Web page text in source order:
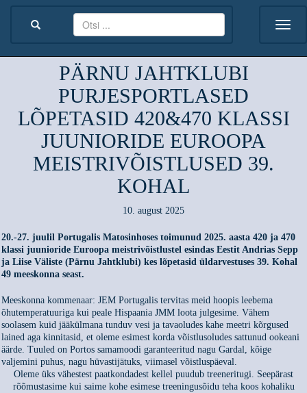
PÄRNU JAHTKLUBI
PURJESPORTLASED
LÕPETASID 420&470 KLASSI
JUUNIORIDE EUROOPA
MEISTRIVÕISTLUSED 39.
KOHAL
10. august 2025
20.-27. juulil Portugalis Matosinhoses toimunud 2025. aasta 420 ja 470
klassi juunioride Euroopa meistrivõistlustel esindas Eestit Andrias Sepp
ja Liise Väliste (Pärnu Jahtklubi) kes lõpetasid üldarvestuses 39. Kohal
49 meeskonna seast.
Meeskonna kommenaar: JEM Portugalis tervitas meid hoopis leebema
õhutemperatuuriga kui peale Hispaania JMM loota julgesime. Vähem
soolasem kuid jääkülmana tunduv vesi ja tavaoludes kahe meetri kõrgused
lained aga kinnitasid, et oleme esimest korda võistlusoludes sattunud ookeani
äärde. Tuuled on Portos samamoodi garanteeritud nagu Gardal, kõige
valjemini puhus, nagu hüvastijätuks, viimasel võistluspäeval.
Oleme üks vähestest paatkondadest kellel puudub treeneritugi. Seepärast
rõõmustasime kui saime kohe esimese treeningusõidu teha koos kohaliku